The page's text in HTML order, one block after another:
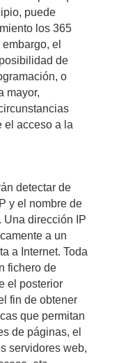
puede
los 365
el
de
o
mayor,
el acceso a la
detectar de
y el nombre de
Una dirección IP
a un
a Internet. Toda
fichero de
el posterior
fin de obtener
que permitan
de páginas, el
servidores web,